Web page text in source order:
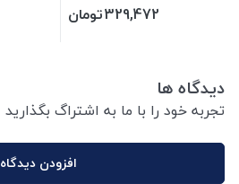
329,472تومان
دیدگاه ها
تجربه خود را با ما به اشتراگ بگذارید
افزودن دیدگاه